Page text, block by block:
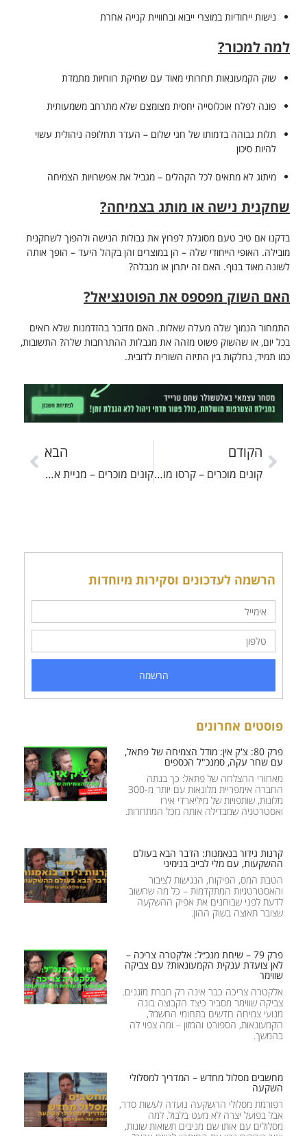
נישות ייחודיות במוצרי ייבוא ובחוויית קנייה אחרת
למה למכור?
שוק הקמעונאות תחרותי מאוד עם שחיקת רווחיות מתמדת
פונה לפלח אוכלוסייה יחסית מצומצם שלא מתרחב משמעותית
תלות גבוהה בדמותו של חגי שלום – העדר תחלופה ניהולית עשוי
להיות סיכון
מיתוג לא מתאים לכל הקהלים – מגביל את אפשרויות הצמיחה
שחקנית נישה או מותג בצמיחה?
בדקנו אם טיב טעם מסוגלת לפרוץ את גבולות הנישה ולהפוך לשחקנית
מובילה. האופי הייחודי שלה – הן במוצרים והן בקהל היעד – הופך אותה
לשונה מאוד בנוף. האם זה יתרון או מגבלה?
האם השוק מפספס את הפוטנציאל?
התמחור הנמוך שלה מעלה שאלות. האם מדובר בהזדמנות שלא רואים
בכל יום, או שהשוק פשוט מזהה את מגבלות ההתרחבות שלה? התשובות,
כמו תמיד, נחלקות בין התיזה השורית לדובית.
הקודם
קונים מוכרים – קרסו מוטורס
הבא
קונים מוכרים – מניית אלקטרה נדל״ן
הרשמה לעדכונים וסקירות מיוחדות
הרשמה
פוסטים אחרונים
פרק 80: צ'ק אין: מודל הצמיחה של פתאל,
עם שחר עקה, סמנכ"ל הכספים
מאחורי ההצלחה של פתאל: כך בנתה
החברה אימפריית מלונאות עם יותר מ-300
מלונות, שותפויות של מיליארדי אירו
ואסטרטגיה שמבדילה אותה מכל המתחרות.
קרנות גידור בנאמנות: הדבר הבא בעולם
ההשקעות, עם מלי לבייב בנימיני
הטבת המס, הפיקוח, הנגישות לציבור
והאסטרטגיות המתקדמות – כל מה שחשוב
לדעת לפני שבוחנים את אפיק ההשקעה
שצובר תאוצה בשוק ההון.
פרק 79 – שיחת מנכ״ל: אלקטרה צריכה –
לאן צועדת ענקית הקמעונאות? עם צביקה
שווימר
אלקטרה צריכה כבר אינה רק חברת מזגנים.
צביקה שווימר מסביר כיצד הקבוצה בונה
מנועי צמיחה חדשים בתחומי החשמל,
הקמעונאות, הספורט והמזון – ומה צפוי לה
בהמשך.
מחשבים מסלול מחדש – המדריך למסלולי
השקעה
רפורמת מסלולי ההשקעה נועדה לעשות סדר,
אבל בפועל יצרה לא מעט בלבול. למה
מסלולים עם אותו שם מניבים תשואות שונות,